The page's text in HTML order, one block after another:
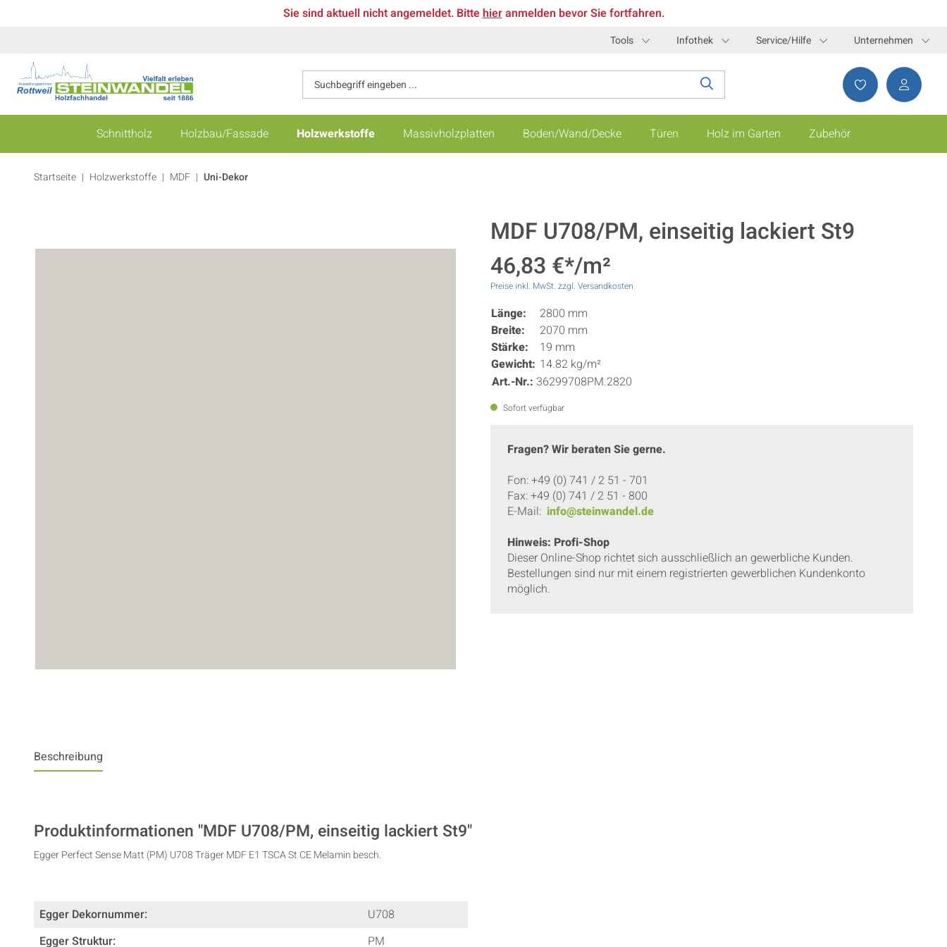
Sie sind aktuell nicht angemeldet. Bittehieranmelden bevor Sie fortfahren.
Tools Infothek Service/Hilfe Unternehmen
Schnittholz Holzbau/Fassade Holzwerkstoffe Massivholzplatten Boden/Wand/Decke Türen Holz im Garten Zubehör
Startseite Holzwerkstoffe | MDF | Uni-Dekor
MDF U708/PM, einseitig lackiert St9
46,83 €*/m²
Preise inkl. MwSt. zzgl. Versandkosten
Länge:
2800 mm
Breite:
2070 mm
Stärke:
19 mm
Gewicht: 14.82 kg/m²
Art.-Nr.: 36299708PM.2820
Sofort verfügbar
Fragen? Wir beraten Sie gerne.
Fon: +49 (0) 741 / 2 51 - 701
Fax: +49 (0) 741 / 2 51 - 800
E-Mail: info@steinwandel.de
Hinweis: Profi-Shop
Dieser Online-Shop richtet sich ausschließlich an gewerbliche Kunden.
Bestellungen sind nur mit einem registrierten gewerblichen Kundenkonto
möglich.
Beschreibung
Produktinformationen "MDF U708/PM, einseitig lackiert St9"
Egger Perfect Sense Matt (PM) U708 Träger MDF E1 TSCA St CE Melamin besch.
Egger Dekornummer:
U708
Egger Struktur:
PM